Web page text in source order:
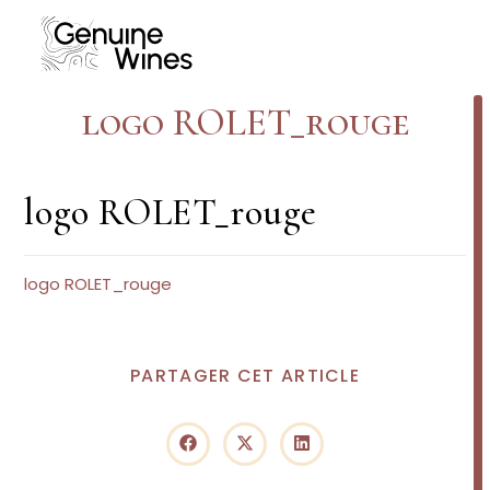
content
logo ROLET_rouge
logo ROLET_rouge
logo ROLET_rouge
PARTAGER CET ARTICLE
Ouvrir
dans
Ouvrir
dans
Ouvrir
dans